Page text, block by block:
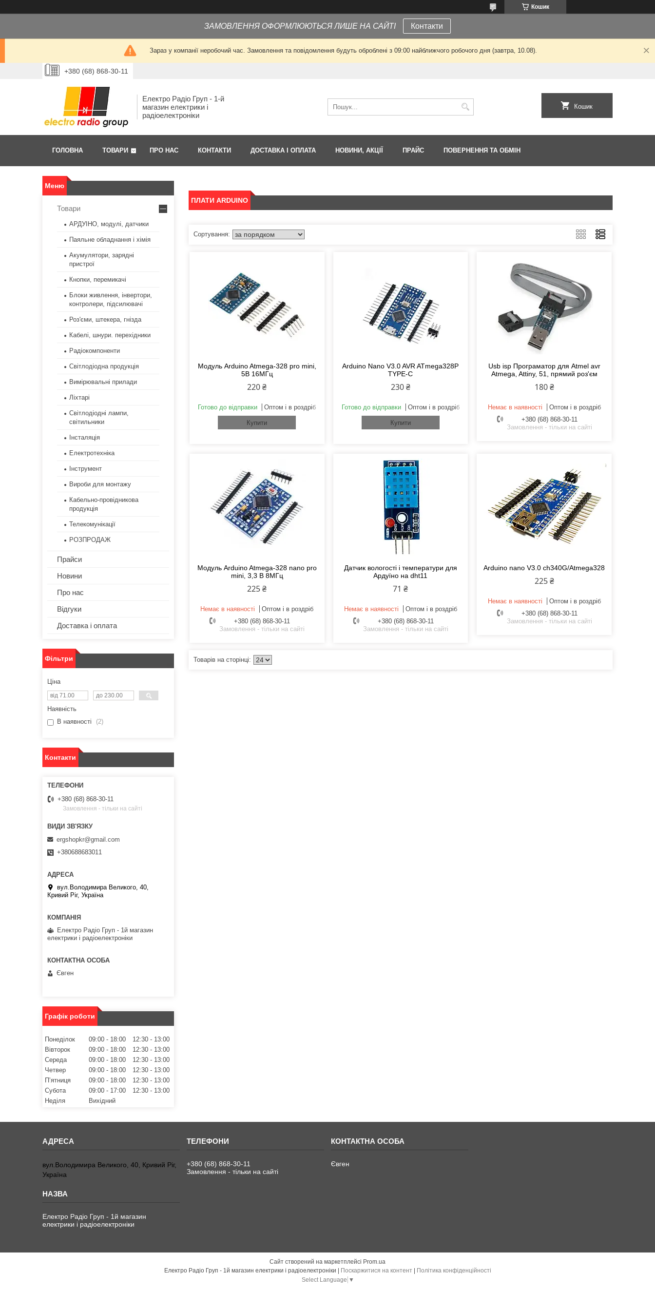
Кошик
ЗАМОВЛЕННЯ ОФОРМЛЮЮТЬСЯ ЛИШЕ НА САЙТІ Контакти
Зараз у компанії неробочий час. Замовлення та повідомлення будуть оброблені з 09:00 найближчого робочого дня (завтра, 10.08).
+380 (68) 868-30-11
Електро Радіо Груп - 1-й
магазин електрики і
радіоелектроніки
Кошик
ГОЛОВНА ТОВАРИ ПРО НАС КОНТАКТИ ДОСТАВКА І ОПЛАТА НОВИНИ, АКЦІЇ ПРАЙС ПОВЕРНЕННЯ ТА ОБМІН
ПЛАТИ ARDUINO
Модуль Arduino Atmega-328 pro mini,
5В 16МГц
220 ₴
Готово до відправки Оптом і в роздріб
Купити
Arduino Nano V3.0 AVR ATmega328P
TYPE-C
230 ₴
Готово до відправки Оптом і в роздріб
Купити
Usb isp Програматор для Atmel avr
Atmega, Attiny, 51, прямий роз'єм
180 ₴
Немає в наявності
Оптом і в роздріб
+380 (68) 868-30-11
Замовлення - тільки на сайті
Модуль Arduino Atmega-328 nano pro
mini, 3,3 В 8МГц
225 ₴
Немає в наявності
Оптом і в роздріб
+380 (68) 868-30-11
Замовлення - тільки на сайті
Датчик вологості і температури для
Ардуїно на dht11
71 ₴
Немає в наявності
Оптом і в роздріб
+380 (68) 868-30-11
Замовлення - тільки на сайті
Arduino nano V3.0 ch340G/Atmega328
225 ₴
Немає в наявності
Оптом і в роздріб
+380 (68) 868-30-11
Замовлення - тільки на сайті
Товари
АРДУІНО, модулі, датчики
Паяльне обладнання і хімія
Акумулятори, зарядні
пристрої
Кнопки, перемикачі
Блоки живлення, інвертори,
контролери, підсилювачі
Роз'єми, штекера, гнізда
Кабелі, шнури. перехідники
Радіокомпоненти
Світлодіодна продукція
Вимірювальні прилади
Ліхтарі
Світлодіодні лампи,
світильники
Інсталяція
Електротехніка
Інструмент
Вироби для монтажу
Кабельно-провідникова
продукція
Телекомунікації
РОЗПРОДАЖ
Прайси
Новини
Про нас
Відгуки
Доставка і оплата
Фільтри
Ціна
Наявність
В наявності
2
Контакти
+380 (68) 868-30-11
Замовлення - тільки на сайті
ergshopkr@gmail.com
+380688683011
вул.Володимира Великого, 40,
Кривий Ріг, Україна
Електро Радіо Груп - 1й магазин
електрики і радіоелектроніки
Євген
Графік роботи
Понеділок 09:00 18:00 12:30
13:00
Вівторок
09:00 18:00 12:30
13:00
Середа
09:00 18:00 12:30
13:00
Четвер
09:00 18:00 12:30
13:00
Пʼятниця
09:00 18:00 12:30
13:00
Субота
09:00 17:00 12:30
13:00
Неділя
Вихідний
вул.Володимира Великого, 40, Кривий Ріг,
Україна
Електро Радіо Груп - 1й магазин
електрики і радіоелектроніки
+380 (68) 868-30-11
Замовлення - тільки на сайті
Євген
Сайт створений на маркетплейсі Prom.ua
Поскаржитися на контент
Політика конфіденційності
Select Language ▼